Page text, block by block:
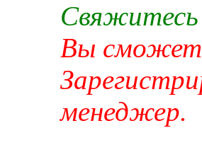
Вы
менеджер.